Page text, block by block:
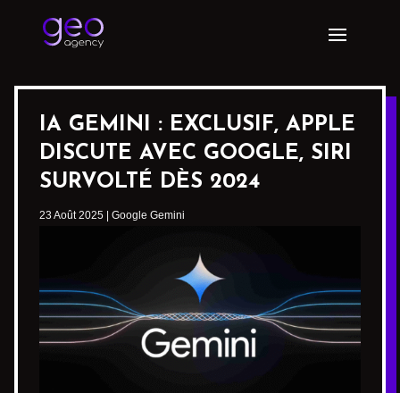
IA GEMINI : EXCLUSIF, APPLE
DISCUTE AVEC GOOGLE, SIRI
SURVOLTÉ DÈS 2024
23 Août 2025 Google Gemini